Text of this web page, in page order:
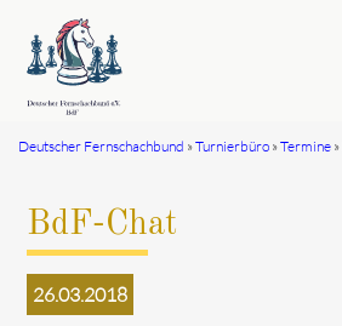
Deutscher Fernschachbund Turnierbüro Termine
BdF-Chat
26.03.2018